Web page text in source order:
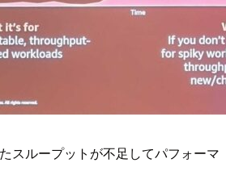
スループットが不足してパフォーマ